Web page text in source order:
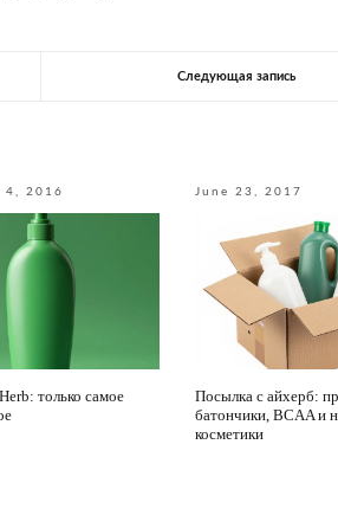
Следующая запись
4, 2016
только самое
June 23, 2017
Посылка с айхерб:
батончики, BCAA и
косметики